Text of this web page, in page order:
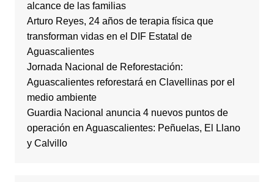
alcance de las familias
Arturo Reyes, 24 años de terapia física que
transforman vidas en el DIF Estatal de
Aguascalientes
Jornada Nacional de Reforestación:
Aguascalientes reforestará en Clavellinas por el
medio ambiente
Guardia Nacional anuncia 4 nuevos puntos de
operación en Aguascalientes: Peñuelas, El Llano
y Calvillo